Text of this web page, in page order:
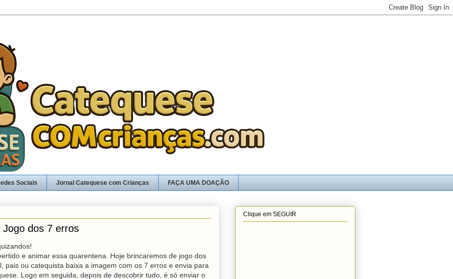
Sociais Jornal Catequese com Crianças FAÇA UMA DOAÇÃO
Jogo dos 7 erros
e animar essa quarentena. Hoje brincaremos de jogo dos
pais ou catequista baixa a imagem com os 7 erros e envia para
Logo em seguida, depois de descobrir tudo, é só enviar o
Clique em SEGUIR